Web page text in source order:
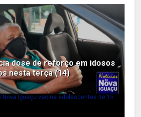
dose de reforço em idosos
nesta terça (14)